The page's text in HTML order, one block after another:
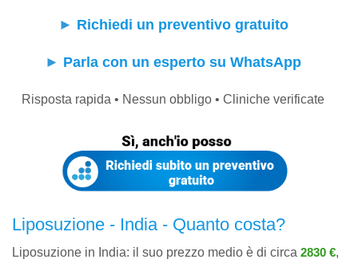
► Richiedi un preventivo gratuito
► Parla con un esperto su WhatsApp
Risposta rapida • Nessun obbligo • Cliniche verificate
Liposuzione - India - Quanto costa?
Liposuzione in India: il suo prezzo medio è di circa 2830 €,